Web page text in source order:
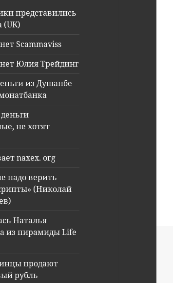
представились
(UK)
Scammaviss
Юлия Трейдинг
из Душанбе
не хотят
naxex. org
надо верить
(Николай
Наталья
из пирамиды Life
продают
рубль